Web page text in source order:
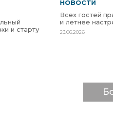
и старту
НОВОСТИ
Всех гостей
и летнее
23.06.2026